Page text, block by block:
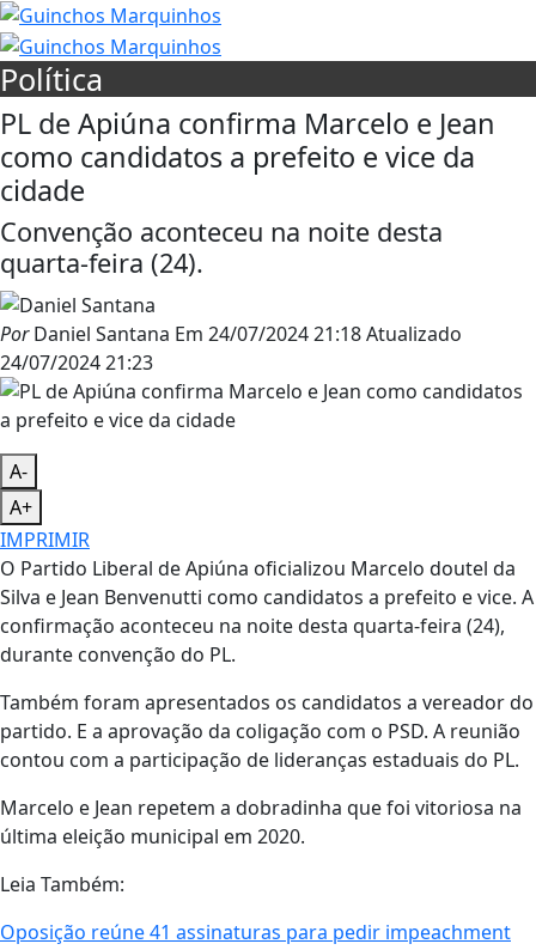
Política
PL de Apiúna confirma Marcelo e Jean
como candidatos a prefeito e vice da
cidade
Convenção aconteceu na noite desta
quarta-feira (24).
PorDaniel Santana Em 24/07/2024 21:18Atualizado
24/07/2024 21:23
A-
A+
IMPRIMIR
O Partido Liberal de Apiúna oficializou Marcelo doutel da
Silva e Jean Benvenutti como candidatos a prefeito e vice. A
confirmação aconteceu na noite desta quarta-feira (24),
durante convenção do PL.
Também foram apresentados os candidatos a vereador do
partido. E a aprovação da coligação com o PSD. A reunião
contou com a participação de lideranças estaduais do PL.
Marcelo e Jean repetem a dobradinha que foi vitoriosa na
última eleição municipal em 2020.
Leia Também:
Oposição reúne 41 assinaturas para pedir impeachment